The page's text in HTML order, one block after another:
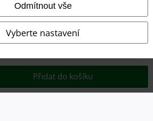
Odmítnout vše
Vyberte nastavení
Přidat do košíku
DPH, bezpoštovného a balného